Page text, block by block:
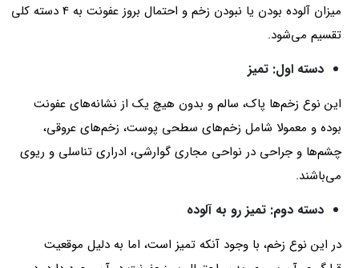
میزان آلوده بودن یا نبودن زخم و احتمال بروز عفونت به 4 دسته کلی
تقسیم می‌شود.
دسته اول: تمیز
این نوع زخم‌ها پاک، سالم و بدون هیچ یک از نشانه‌های عفونت
بوده و معمولا شامل زخم‌های سطحی پوست، زخم‌های عروقی،
چشم‌ها و جراحی در نواحی مجاری گوارشی، ادراری تناسلی و ریوی
می‌باشند.
دسته دوم: تمیز رو به آلوده
در این نوع زخم، با وجود آنکه تمیز است، اما به دلیل موقعیت